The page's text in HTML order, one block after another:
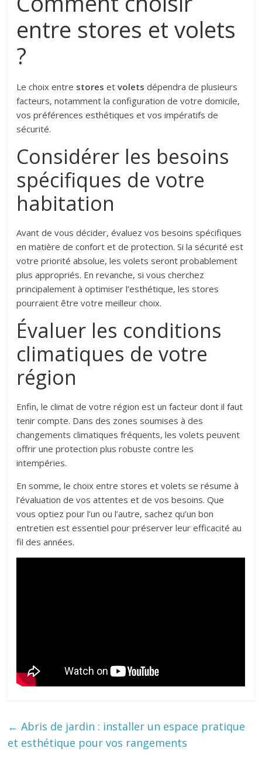
entre stores et volets
?
Le choix entre stores etvolets dépendra de plusieurs
facteurs, notamment la configuration de votre domicile,
vos préférences esthétiques et vos impératifs de
sécurité.
Considérer les besoins
spécifiques de votre
habitation
Avant de vous décider, évaluez vos besoins spécifiques
en matière de confort et de protection. Si la sécurité est
votre priorité absolue, les volets seront probablement
plus appropriés. En revanche, si vous cherchez
principalement à optimiser l’esthétique, les stores
pourraient être votre meilleur choix.
Évaluer les conditions
climatiques de votre
région
Enfin, le climat de votre région est un facteur dont il faut
tenir compte. Dans des zones soumises à des
changements climatiques fréquents, les volets peuvent
offrir une protection plus robuste contre les
intempéries.
En somme, le choix entre stores et volets se résume à
l’évaluation de vos attentes et de vos besoins. Que
vous optiez pour l’un ou l’autre, sachez qu’un bon
entretien est essentiel pour préserver leur efficacité au
fil des années.
← Abris de jardin : installer un espace pratique
et esthétique pour vos rangements